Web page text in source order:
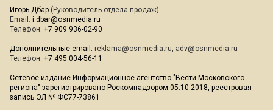
Игорь Дбар (Руководитель отдела продаж)
Email: i.dbar@osnmedia.ru
Телефон: +7 909 936-02-90
Дополнительные email: reklama@osnmedia.ru, adv@osnmedia.ru
Телефон: +7 495 004-56-11
Сетевое издание Информационное агентство "Вести Московского
региона" зарегистрировано Роскомнадзором 05.10.2018, реестровая
запись ЭЛ № ФС77-73861.